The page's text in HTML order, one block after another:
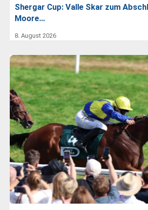
Shergar Cup: Valle Skar zum
Moore…
8. August 2026